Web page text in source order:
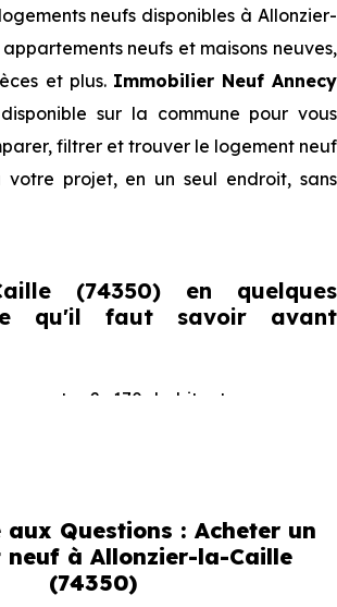
neufs disponibles à Allonzier-
neufs et maisons neuves,
et plus. Immobilier Neuf Annecy
sur la commune pour vous
filtrer et trouver le logement neuf
votre projet, en un seul endroit, sans
(74350) en quelques
qu'il faut savoir avant
compte 2 170 habitants, avec une
(dont 78.4 % d'actifs), 14.01 % de
jeunes et 21.01 % d'enfants. Un profil
qui renseigne directement sur la
aux Questions : Acheter un
neuf à Allonzier-la-Caille
(74350)